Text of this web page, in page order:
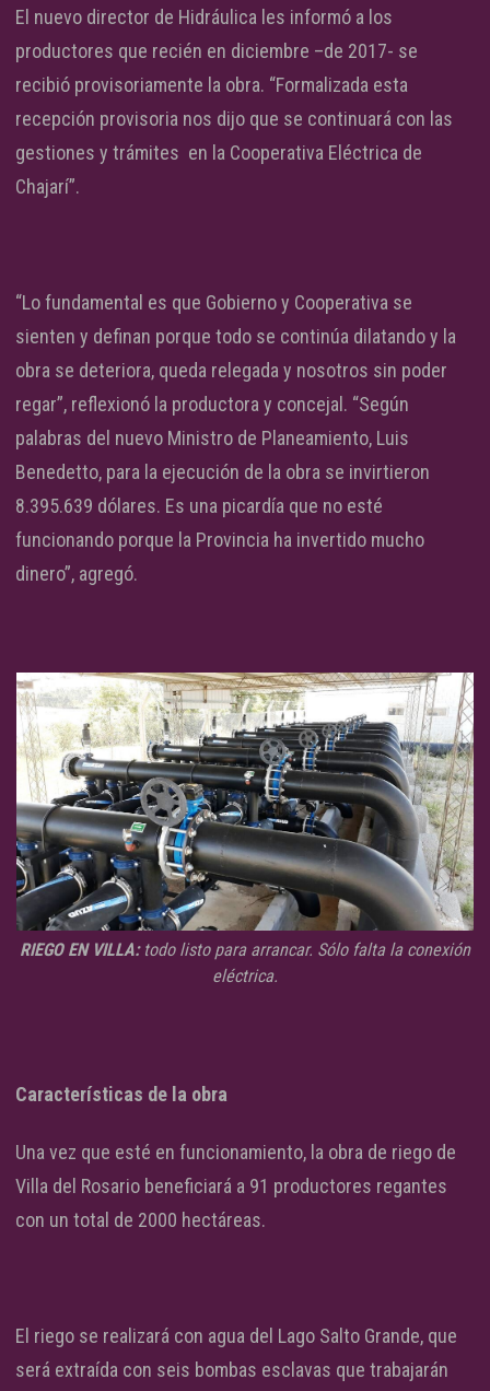
El nuevo director de Hidráulica les informó a los
productores que recién en diciembre –de 2017- se
recibió provisoriamente la obra. “Formalizada esta
recepción provisoria nos dijo que se continuará con las
gestiones y trámites en la Cooperativa Eléctrica de
Chajarí”.
“Lo fundamental es que Gobierno y Cooperativa se
sienten y definan porque todo se continúa dilatando y la
obra se deteriora, queda relegada y nosotros sin poder
regar”, reflexionó la productora y concejal. “Según
palabras del nuevo Ministro de Planeamiento, Luis
Benedetto, para la ejecución de la obra se invirtieron
8.395.639 dólares. Es una picardía que no esté
funcionando porque la Provincia ha invertido mucho
dinero”, agregó.
RIEGO EN VILLA:todo listo para arrancar. Sólo falta la conexión
eléctrica.
Características de la obra
Una vez que esté en funcionamiento, la obra de riego de
Villa del Rosario beneficiará a 91 productores regantes
con un total de 2000 hectáreas.
El riego se realizará con agua del Lago Salto Grande, que
será extraída con seis bombas esclavas que trabajarán